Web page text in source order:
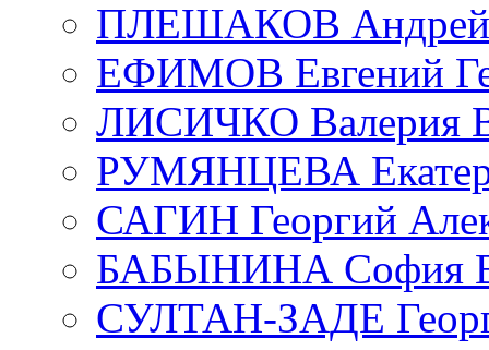
ПЛЕШАКОВ Андрей
ЕФИМОВ Евгений
ЛИСИЧКО Валерия
РУМЯНЦЕВА
САГИН Георгий
БАБЫНИНА София
СУЛТАН-ЗАДЕ